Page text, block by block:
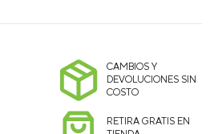
CAMBIOS Y
DEVOLUCIONES SIN
COSTO
RETIRA GRATIS EN